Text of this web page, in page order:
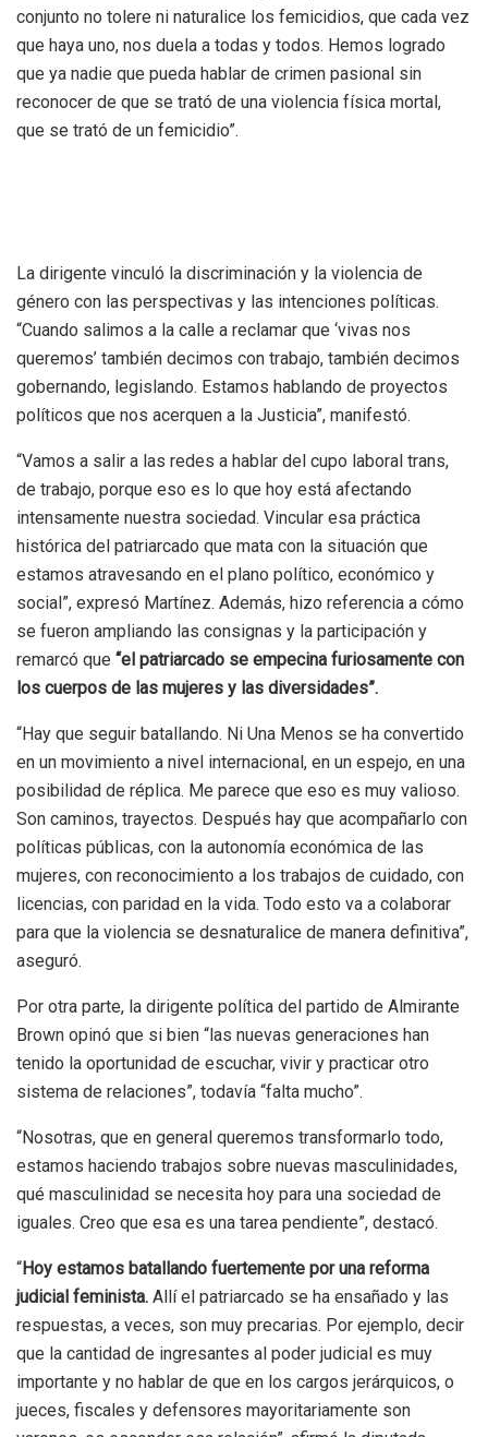
conjunto no tolere ni naturalice los femicidios, que cada vez
que haya uno, nos duela a todas y todos. Hemos logrado
que ya nadie que pueda hablar de crimen pasional sin
reconocer de que se trató de una violencia física mortal,
que se trató de un femicidio”.
La dirigente vinculó la discriminación y la violencia de
género con las perspectivas y las intenciones políticas.
“Cuando salimos a la calle a reclamar que ‘vivas nos
queremos’ también decimos con trabajo, también decimos
gobernando, legislando. Estamos hablando de proyectos
políticos que nos acerquen a la Justicia”, manifestó.
“Vamos a salir a las redes a hablar del cupo laboral trans,
de trabajo, porque eso es lo que hoy está afectando
intensamente nuestra sociedad. Vincular esa práctica
histórica del patriarcado que mata con la situación que
estamos atravesando en el plano político, económico y
social”, expresó Martínez. Además, hizo referencia a cómo
se fueron ampliando las consignas y la participación y
remarcó que “el patriarcado se empecina furiosamente con
los cuerpos de las mujeres y las diversidades”.
“Hay que seguir batallando. Ni Una Menos se ha convertido
en un movimiento a nivel internacional, en un espejo, en una
posibilidad de réplica. Me parece que eso es muy valioso.
Son caminos, trayectos. Después hay que acompañarlo con
políticas públicas, con la autonomía económica de las
mujeres, con reconocimiento a los trabajos de cuidado, con
licencias, con paridad en la vida. Todo esto va a colaborar
para que la violencia se desnaturalice de manera definitiva”,
aseguró.
Por otra parte, la dirigente política del partido de Almirante
Brown opinó que si bien “las nuevas generaciones han
tenido la oportunidad de escuchar, vivir y practicar otro
sistema de relaciones”, todavía “falta mucho”.
“Nosotras, que en general queremos transformarlo todo,
estamos haciendo trabajos sobre nuevas masculinidades,
qué masculinidad se necesita hoy para una sociedad de
iguales. Creo que esa es una tarea pendiente”, destacó.
“Hoy estamos batallando fuertemente por una reforma
judicial feminista. Allí el patriarcado se ha ensañado y las
respuestas, a veces, son muy precarias. Por ejemplo, decir
que la cantidad de ingresantes al poder judicial es muy
importante y no hablar de que en los cargos jerárquicos, o
jueces, fiscales y defensores mayoritariamente son